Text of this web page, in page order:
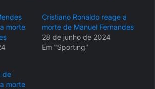
morte
Cristiano Ronaldo reage a
morte de Manuel Fernandes
28 de junho de 2024
Em "Sporting"
de
morte